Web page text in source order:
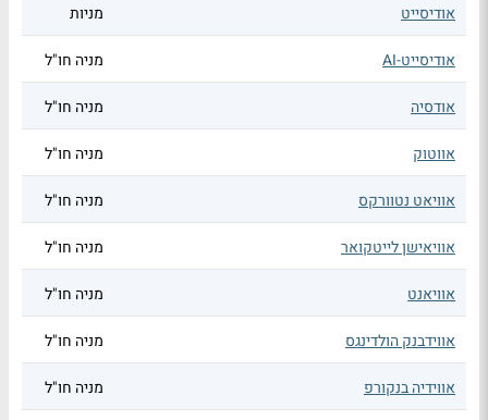
אודיסייט מניות
אודיסייט-AI מניה חו"ל
אודסיה מניה חו"ל
אווטוק מניה חו"ל
אוויאט נטוורקס מניה חו"ל
אוויאישן לייטקואר מניה חו"ל
אוויאנט מניה חו"ל
אווידבנק הולדינגס מניה חו"ל
אווידיה בנקורפ מניה חו"ל